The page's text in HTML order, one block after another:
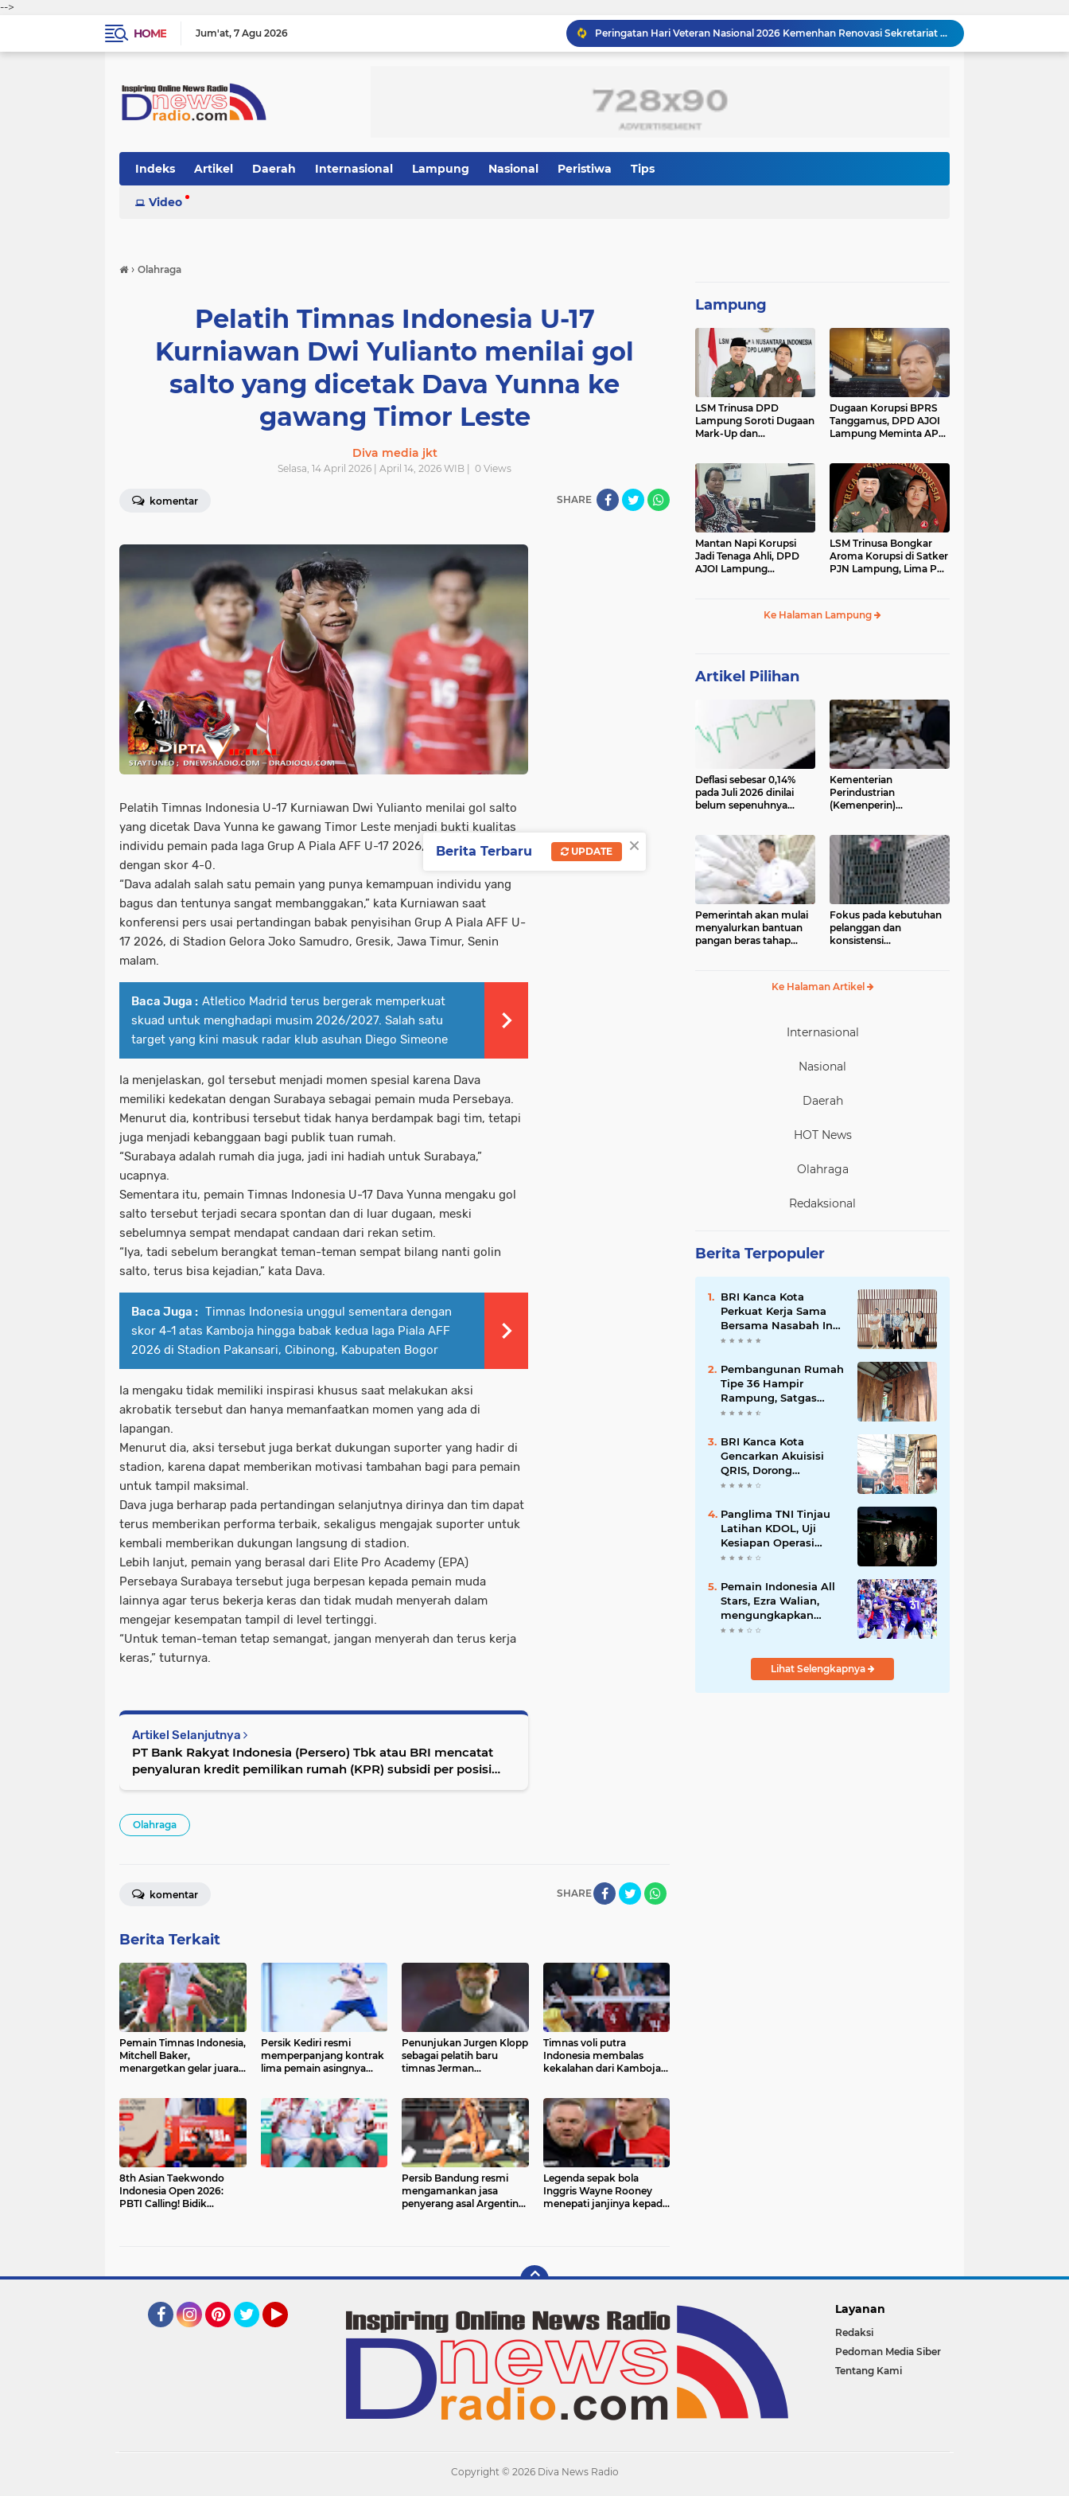
-->
HOME
Jum'at 7 Agu 2026
Peringatan Hari Veteran Nasional 2026 Kemenhan Renovasi Sekretariat LVRI dan Bedah Rumah Veteran di 19 Provinsi
Komandan Lanal Nias Dampingi Gubernur Sumut Bobby Nasution Tinjau Fasilitas Kesehatan dan Budidaya Rumput Laut di Nias Utara
Komandan Lanal Nias Dampingi Gubernur Sumut Bobby Nasution Tinjau Fasilitas Kesehatan dan Budidaya Rumput Laut di Nias Utara
Indeks Artikel Daerah Internasional Lampung Nasional Peristiwa Tips
Video
› Olahraga
Pelatih Timnas Indonesia U-17
Kurniawan Dwi Yulianto menilai gol
salto yang dicetak Dava Yunna ke
gawang Timor Leste
Diva media jkt
Selasa, 14 April 2026 | April 14, 2026 WIB | 0 Views
komentar SHARE
Pelatih Timnas Indonesia U-17 Kurniawan Dwi Yulianto menilai gol salto
yang dicetak Dava Yunna ke gawang Timor Leste menjadi bukti kualitas
individu pemain pada laga Grup A Piala AFF U-17 2026, yang berakhir
dengan skor 4-0.
“Dava adalah salah satu pemain yang punya kemampuan individu yang
bagus dan tentunya sangat membanggakan,” kata Kurniawan saat
konferensi pers usai pertandingan babak penyisihan Grup A Piala AFF U-
17 2026, di Stadion Gelora Joko Samudro, Gresik, Jawa Timur, Senin
malam.
Baca Juga : Atletico Madrid terus bergerak memperkuat
skuad untuk menghadapi musim 2026/2027. Salah satu
target yang kini masuk radar klub asuhan Diego Simeone
Ia menjelaskan, gol tersebut menjadi momen spesial karena Dava
memiliki kedekatan dengan Surabaya sebagai pemain muda Persebaya.
Menurut dia, kontribusi tersebut tidak hanya berdampak bagi tim, tetapi
juga menjadi kebanggaan bagi publik tuan rumah.
“Surabaya adalah rumah dia juga, jadi ini hadiah untuk Surabaya,”
ucapnya.
Sementara itu, pemain Timnas Indonesia U-17 Dava Yunna mengaku gol
salto tersebut terjadi secara spontan dan di luar dugaan, meski
sebelumnya sempat mendapat candaan dari rekan setim.
“Iya, tadi sebelum berangkat teman-teman sempat bilang nanti golin
salto, terus bisa kejadian,” kata Dava.
Baca Juga : Timnas Indonesia unggul sementara dengan
skor 4-1 atas Kamboja hingga babak kedua laga Piala AFF
2026 di Stadion Pakansari, Cibinong, Kabupaten Bogor
Ia mengaku tidak memiliki inspirasi khusus saat melakukan aksi
akrobatik tersebut dan hanya memanfaatkan momen yang ada di
lapangan.
Menurut dia, aksi tersebut juga berkat dukungan suporter yang hadir di
stadion, karena dapat memberikan motivasi tambahan bagi para pemain
untuk tampil maksimal.
Dava juga berharap pada pertandingan selanjutnya dirinya dan tim dapat
terus memberikan performa terbaik, sekaligus mengajak suporter untuk
kembali memberikan dukungan langsung di stadion.
Lebih lanjut, pemain yang berasal dari Elite Pro Academy (EPA)
Persebaya Surabaya tersebut juga berpesan kepada pemain muda
lainnya agar terus bekerja keras dan tidak mudah menyerah dalam
mengejar kesempatan tampil di level tertinggi.
“Untuk teman-teman tetap semangat, jangan menyerah dan terus kerja
keras,” tuturnya.
Artikel Selanjutnya
PT Bank Rakyat Indonesia (Persero) Tbk atau BRI mencatat
penyaluran kredit pemilikan rumah (KPR) subsidi per posisi
Olahraga
SHARE
komentar
Berita Terkait
Pemain Timnas Indonesia,
Mitchell Baker,
menargetkan gelar juara
19 tahun
Persik Kediri resmi
memperpanjang kontrak
lima pemain asingnya
kompetisi musim
2026/2027
Penunjukan Jurgen Klopp
sebagai pelatih baru
timnas Jerman
resmi
Timnas voli putra
Indonesia membalas
kekalahan dari Kamboja
pertandingan pertama pul
A SEA V Cup 2026
8th Asian Taekwondo
Indonesia Open 2026:
PBTI Calling! Bidik
Persib Bandung resmi
mengamankan jasa
penyerang asal Argentina,
Legenda sepak bola
Inggris Wayne Rooney
menepati janjinya kepada
Lampung
LSM Trinusa DPD
Lampung Soroti Dugaan
Mark-Up dan
PKPCK
Dugaan Korupsi BPRS
Tanggamus, DPD AJOI
Lampung Meminta APH
Mantan Napi Korupsi
Jadi Tenaga Ahli, DPD
AJOI Lampung
LSM Trinusa Bongkar
Aroma Korupsi di Satker
PJN Lampung, Lima Pos
Ke Halaman Lampung
Artikel Pilihan
Deflasi sebesar 0,14%
pada Juli 2026 dinilai
belum sepenuhnya
Pengamat ekonomi
Center of Reform on
Economics (Core)
Indonesia
Kementerian
Perindustrian
(Kemenperin)
(IKM), khususnya sektor
pakaian jadi, alas kaki,
dan alat olahraga,
memiliki peran strategis
dalam memperkuat
perekonomian nasional
Pemerintah akan mulai
menyalurkan bantuan
pangan beras tahap
pangan pemerintah
33.244.408 penerima
Fokus pada kebutuhan
pelanggan dan
konsistensi
Ke Halaman Artikel
Internasional
Nasional
Daerah
HOT News
Olahraga
Redaksional
Berita Terpopuler
BRI Kanca Kota
Perkuat Kerja Sama
Bersama Nasabah Inti,
Dorong Pertumbuhan
Pembangunan Rumah
Tipe 36 Hampir
Rampung, Satgas
TMMD Ke-129 Kodim
Wujudkan Hunian
Layak bagi Warga
BRI Kanca Kota
Gencarkan Akuisisi
QRIS, Dorong
Digitalisasi Transaksi
Panglima TNI Tinjau
Latihan KDOL, Uji
Kesiapan Operasi
Lintas Udara dalam
TNI 2026
Pemain Indonesia All
Stars, Ezra Walian,
mengungkapkan
memiliki hubungan
keluarga bek Aston
Lihat Selengkapnya
Layanan
Redaksi
Pedoman Media Siber
Tentang Kami
Copyright © 2026 Diva News Radio
×
Berita Terbaru UPDATE